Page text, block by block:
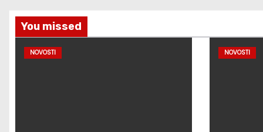
You missed
NOVOSTI NOVOSTI